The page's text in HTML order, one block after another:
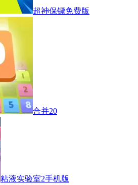
超神保镖免费版
合并20
粘液实验室2手机版